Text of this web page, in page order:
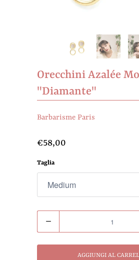
Orecchini Azalée
"Diamante"
Barbarisme Paris
€58,00
Taglia
AGGIUNGI AL